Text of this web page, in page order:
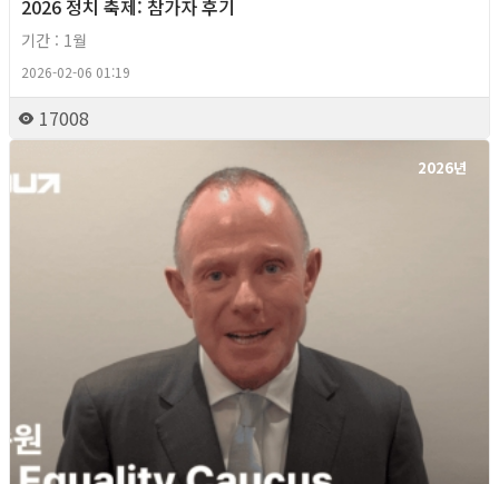
2026 정치 축제: 참가자 후기
기간 : 1월
2026-02-06 01:19
17008
2026년